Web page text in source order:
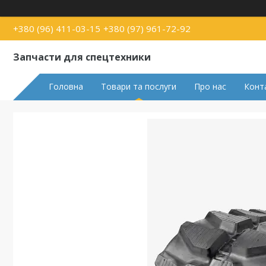
+380 (96) 411-03-15 +380 (97) 961-72-92
Запчасти для спецтехники
Головна Товари та послуги Про нас